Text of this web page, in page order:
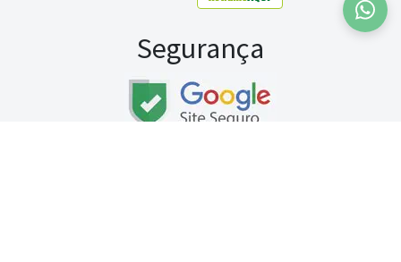
Segurança